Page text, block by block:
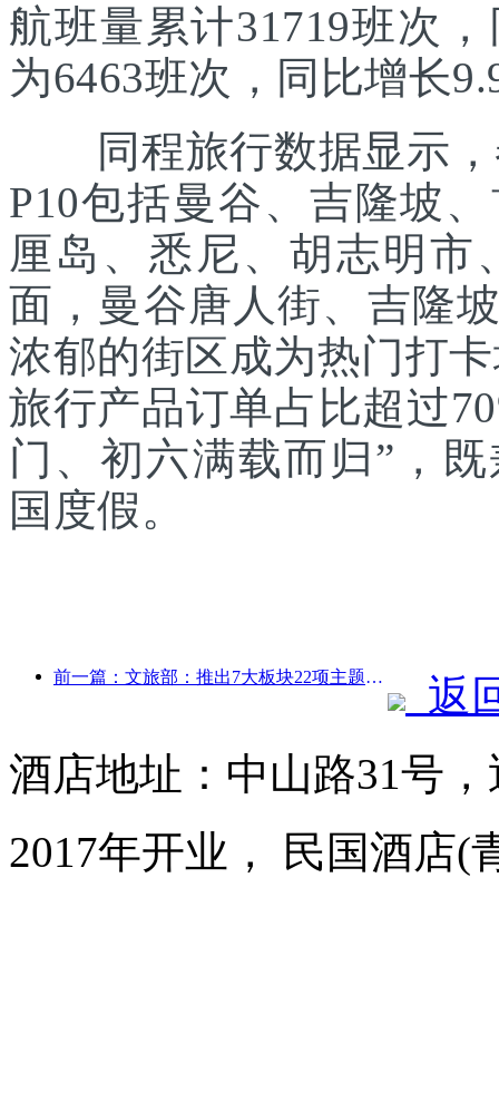
航班量累计31719班次
为6463班次，同比增长
同程旅行数据显示，
P10包括曼谷、吉隆坡
厘岛、悉尼、胡志明市
面，曼谷唐人街、吉隆
浓郁的街区成为热门打
旅行产品订单占比超过
门、初六满载而归”，
国度假。
前一篇：文旅部：推出7大板块22项主题活动
返
酒店地址：中山路31号
2017年开业， 民国酒